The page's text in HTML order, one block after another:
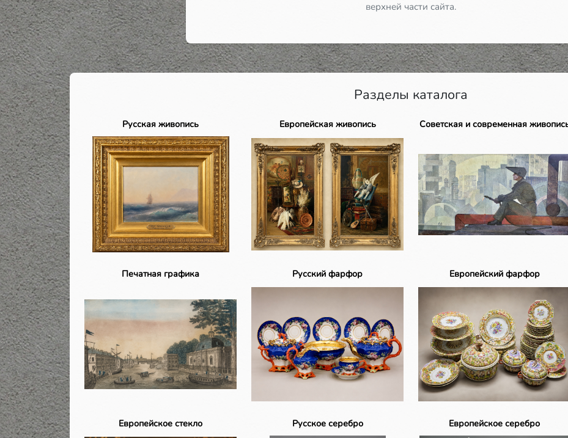
верхней части сайта.
Разделы каталога
Русская живопись Европейская живопись Советская и современная
Печатная графика Русский фарфор Европейский фарфор
Европейское стекло Русское серебро Европейское серебро